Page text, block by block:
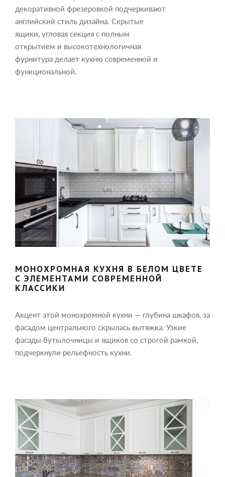
декоративной фрезеровкой подчеркивают
английский стиль дизайна. Скрытые
ящики, угловая секция с полным
открытием и высокотехнологичная
фурнитура делает кухню современной и
функциональной.
МОНОХРОМНАЯ КУХНЯ В БЕЛОМ ЦВЕТЕ
С ЭЛЕМЕНТАМИ СОВРЕМЕННОЙ
КЛАССИКИ
Акцент этой монохромной кухни — глубина шкафов, за
фасадом центрального скрылась вытяжка. Узкие
фасады бутылочницы и ящиков со строгой рамкой,
подчеркнули рельефность кухни.